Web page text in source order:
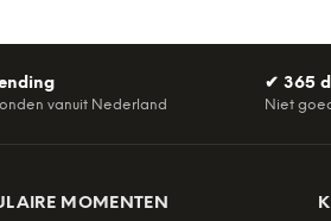
vanuit Nederland
✔ 365
Niet
MOMENTEN